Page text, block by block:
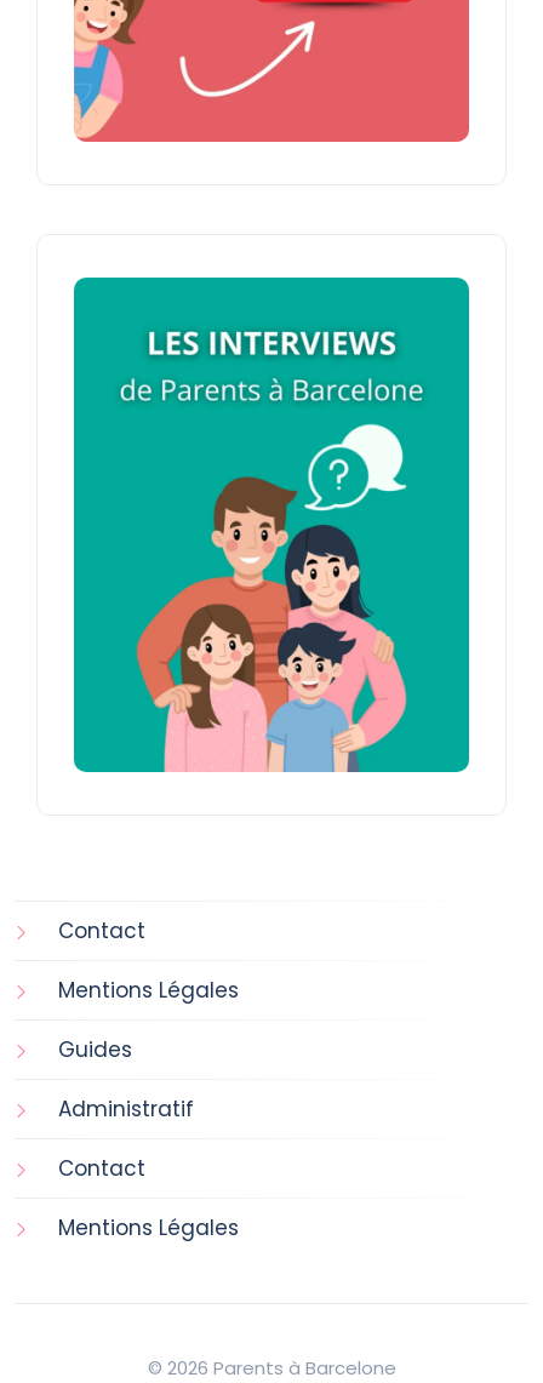
Contact
Mentions Légales
Guides
Administratif
Contact
Mentions Légales
© 2026 Parents à Barcelone